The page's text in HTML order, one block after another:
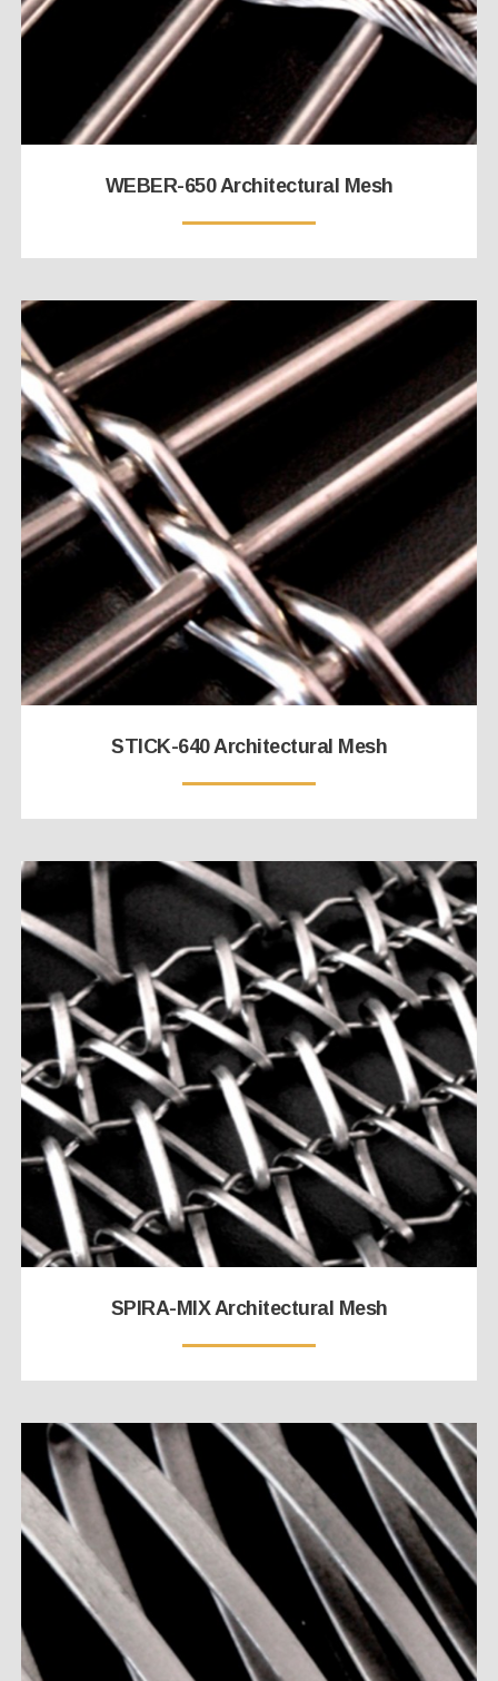
WEBER-650 Architectural Mesh
STICK-640 Architectural Mesh
SPIRA-MIX Architectural Mesh